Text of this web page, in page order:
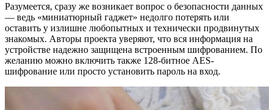
Разумеется, сразу же возникает вопрос о безопасности данных
— ведь «миниатюрный гаджет» недолго потерять или
оставить у излишне любопытных и технически продвинутых
знакомых. Авторы проекта уверяют, что вся информация на
устройстве надежно защищена встроенным шифрованием. По
желанию можно включить также 128-битное AES-
шифрование или просто установить пароль на вход.